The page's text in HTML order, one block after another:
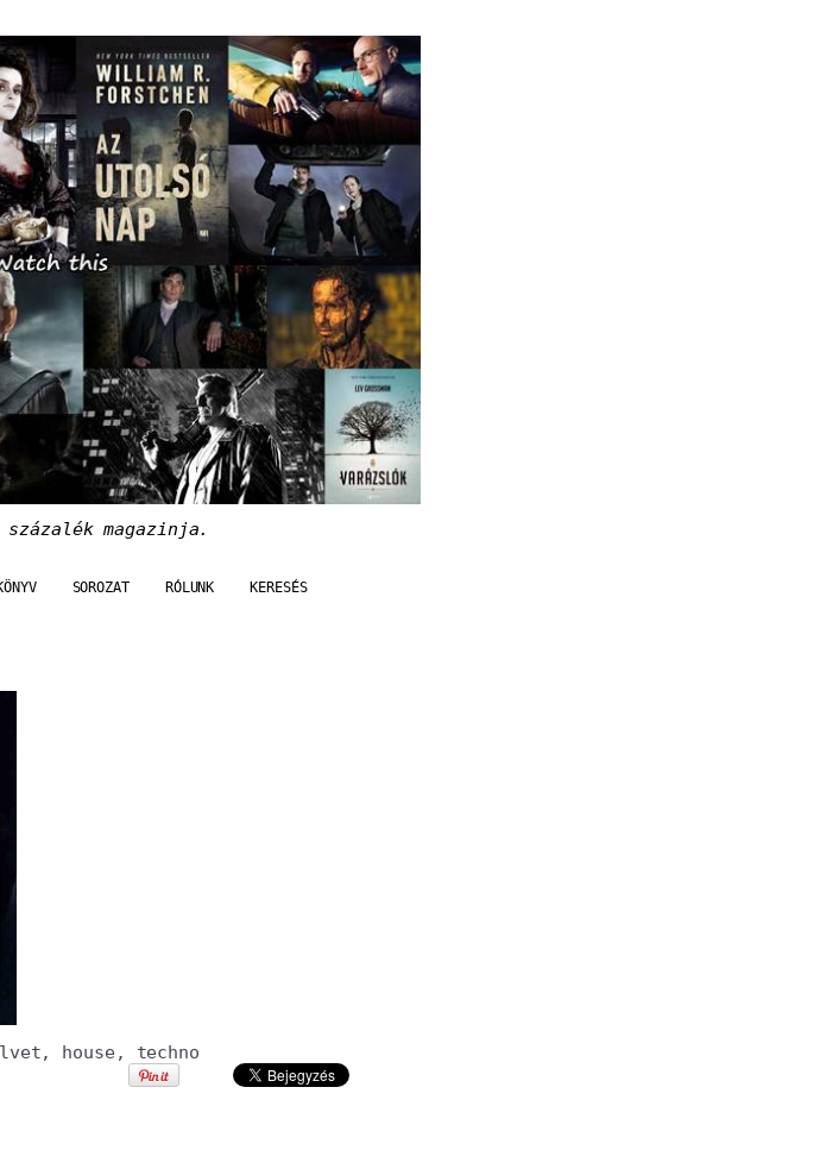
magazinja.
SOROZAT RÓLUNK KERESÉS
, house, techno